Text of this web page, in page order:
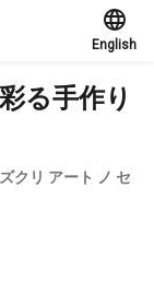
English
る手作り
クリ アート ノ セ